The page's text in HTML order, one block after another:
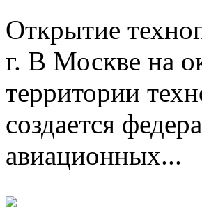
Открытие
г. В Москве на
территории
создается
авиационных...